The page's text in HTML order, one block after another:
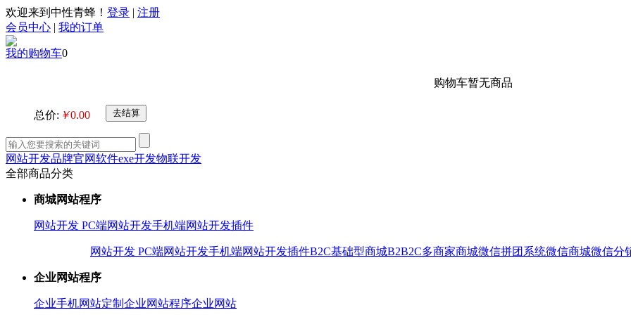
欢迎来到中性青蜂！ 登录 | 注册
会员中心 | 我的订单
我的购物车0
购物车暂无商品
总价: ￥0.00
网站开发品牌官网软件exe开发物联开发
全部商品分类
商城网站程序
网站开发 PC端网站开发手机端网站开发插件
网站开发 PC端网站开发手机端网站开发插件B2C基础型商城B2B2C多商家商城微信拼团系统微信商城微信分
企业网站程序
企业手机网站定制企业网站程序企业网站